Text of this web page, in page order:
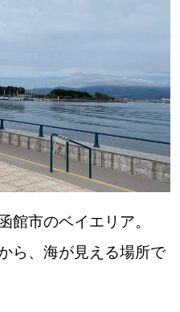
館市のベイエリア。
ら、海が見える場所で